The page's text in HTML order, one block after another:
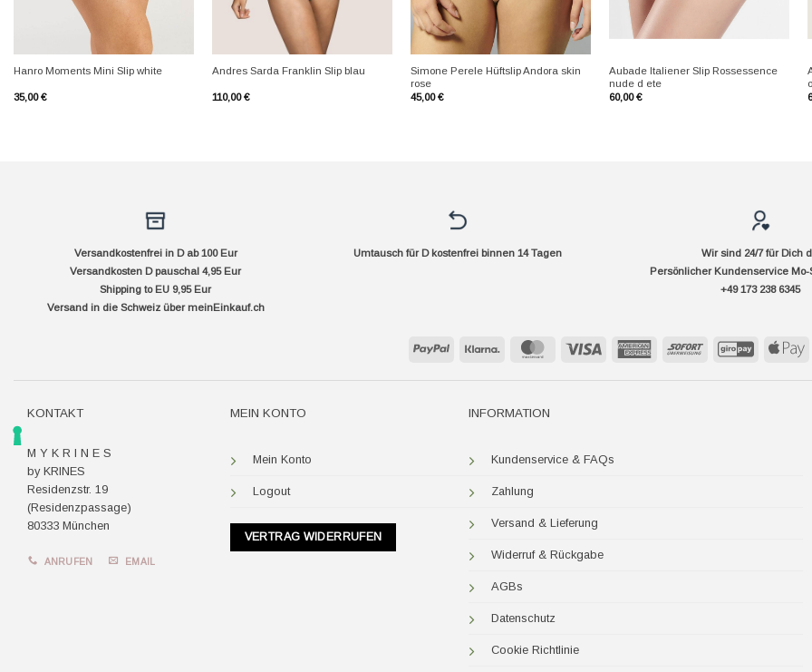
Hanro Moments Mini Slip white
35,00€
Andres Sarda Franklin Slip blau
110,00€
+
Simone Perele Hüftslip Andora skin
rose
45,00€
+
Aubade Italiener Slip Rossessence
nude d ete
60,00€
Versandkostenfrei in D ab 100 Eur
Versandkosten D pauschal 4,95 Eur
Shipping to EU 9,95 Eur
Versand in die Schweiz über meinEinkauf.ch
Umtausch für D kostenfrei binnen 14 Tagen
Wir sind 24/7 für Dich
Persönlicher Kundenservice Mo-
+49 173 238 6345
PayPal Klarna MasterCard Visa
AmericanSofort GiroPay
KONTAKT
M Y K R I N E S
by KRINES
Residenzstr. 19
(Residenzpassage)
80333 München
ANRUFEN EMAIL
MEIN KONTO
Mein Konto
Logout
VERTRAG WIDERRUFEN
INFORMATION
Kundenservice & FAQs
Zahlung
Versand & Lieferung
Widerruf & Rückgabe
AGBs
Datenschutz
Cookie Richtlinie